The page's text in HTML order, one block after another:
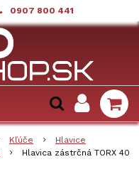
0907 800 441
Kľúče
Hlavice
Hlavica zástrčná TORX 40